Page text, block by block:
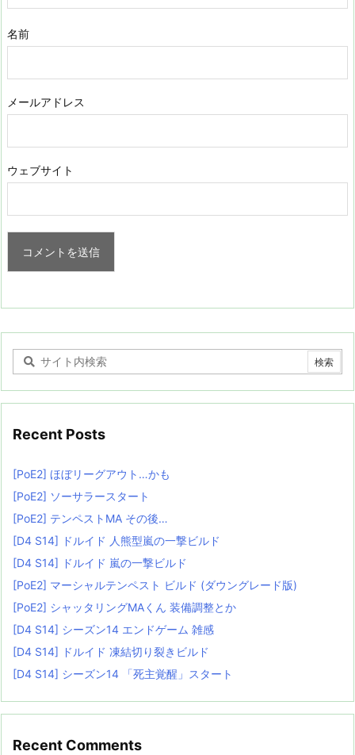
名前
メールアドレス
ウェブサイト
Recent Posts
[PoE2] ほぼリーグアウト…かも
[PoE2] ソーサラースタート
[PoE2] テンペストMA その後…
[D4 S14] ドルイド 人熊型嵐の一撃ビルド
[D4 S14] ドルイド 嵐の一撃ビルド
[PoE2] マーシャルテンペスト ビルド (ダウングレード版)
[PoE2] シャッタリングMAくん 装備調整とか
[D4 S14] シーズン14 エンドゲーム 雑感
[D4 S14] ドルイド 凍結切り裂きビルド
[D4 S14] シーズン14 「死主覚醒」スタート
Recent Comments